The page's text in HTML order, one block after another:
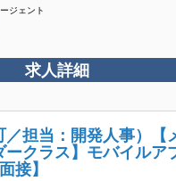
ジェント
求人詳細
／担当：開発人事）【
ークラス】モバイルア
接】